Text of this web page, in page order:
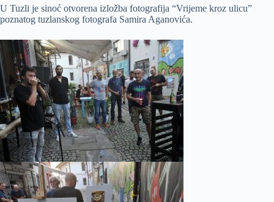
U Tuzli je sinoć otvorena izložba fotografija “Vrijeme kroz ulicu”
poznatog tuzlanskog fotografa Samira Aganovića.